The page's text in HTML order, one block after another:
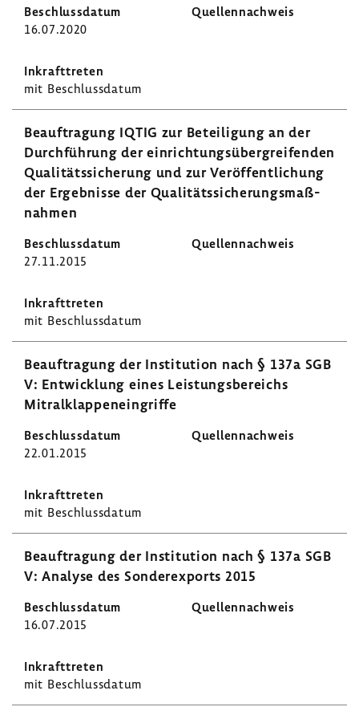
16.07.2020
mit Beschluss­datum
Beauf­tra­gung IQTIG zur Betei­li­gung an der
Durch­füh­rung der einrich­tungs­über­grei­fenden
Quali­täts­si­che­rung und zur Veröf­fent­li­chung
der Ergeb­nisse der Quali­täts­si­che­rungs­maß­
nahmen
27.11.2015
mit Beschluss­datum
Beauf­tra­gung der Insti­tu­tion nach § 137a SGB
V: Entwick­lung eines Leis­tungs­be­reichs
Mitral­klap­pen­ein­griffe
22.01.2015
mit Beschluss­datum
Beauf­tra­gung der Insti­tu­tion nach § 137a SGB
V: Analyse des Sonder­ex­ports 2015
16.07.2015
mit Beschluss­datum